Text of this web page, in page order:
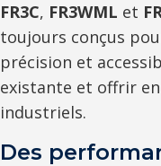
FR3C, FR3WML et
toujours conçus
précision et
existante et offrir
industriels.
Des